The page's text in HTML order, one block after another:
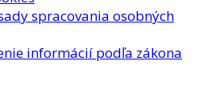
spracovania osobných
informácií podľa zákona